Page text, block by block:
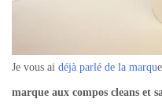
Je vous ai déjà parlé de la marque
marque aux compos cleans et